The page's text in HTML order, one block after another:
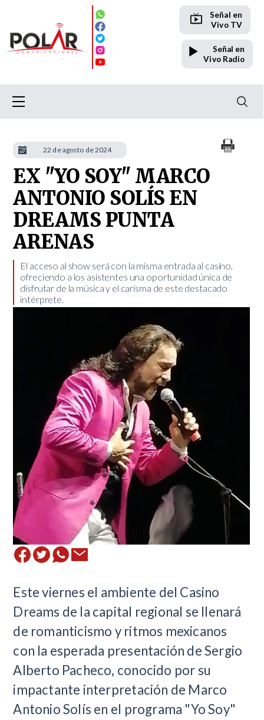
Señal en
Vivo TV
Señal en
Vivo Radio
EX "YO SOY" MARCO
ANTONIO SOLÍS EN
DREAMS PUNTA
ARENAS
​El acceso al show será con la misma entrada al casino,
ofreciendo a los asistentes una oportunidad única de
disfrutar de la música y el carisma de este destacado
intérprete.
​Este viernes el ambiente del Casino
Dreams de la capital regional se llenará
de romanticismo y ritmos mexicanos
con la esperada presentación de Sergio
Alberto Pacheco, conocido por su
impactante interpretación de Marco
Antonio Solís en el programa "Yo Soy"
22 de agosto de 2024